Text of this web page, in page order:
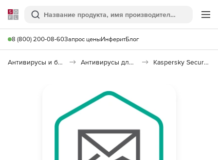
Softline
Поиск
8 (800) 200-08-60Запрос ценыИнферитБлог
Антивирусы и безопасность Антивирусы для организаций Kaspersky Security для почтовых серверов